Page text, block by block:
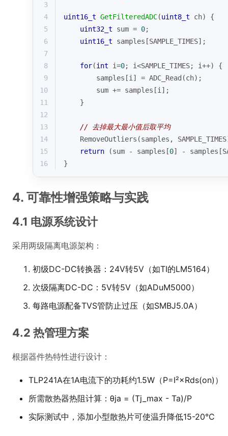
3
4
uint16_t GetFilteredADC(uint8_t ch)
{
5
uint32_t sum = 0;
6
uint16_t samples[SAMPLE_TIMES];
7
8
for(int i=0; i<SAMPLE_TIMES; i++) {
9
        samples[i] = ADC_Read(ch);
10
        sum += samples[i];
11
    }
12
13
// 去掉最大最小值后取平均
14
RemoveOutliers(samples,
15
return (sum - samples[0] -
16
}
4. 可靠性增强策略与实践
4.1 电源系统设计
采用两级隔离电源架构：
初级DC-DC转换器：24V转5V（如TI的LM5164）
次级隔离DC-DC：5V转5V（如ADuM5000）
每路电源配备TVS管防止过压（如SMBJ5.0A）
4.2 热管理方案
根据器件热特性进行设计：
TLP241A在1A电流下的功耗约1.5W（P=I²×Rds(on)）
所需散热器热阻计算：θja = (Tj_max - Ta)/P
实际测试中，添加小型散热片可使温升降低15-20°C